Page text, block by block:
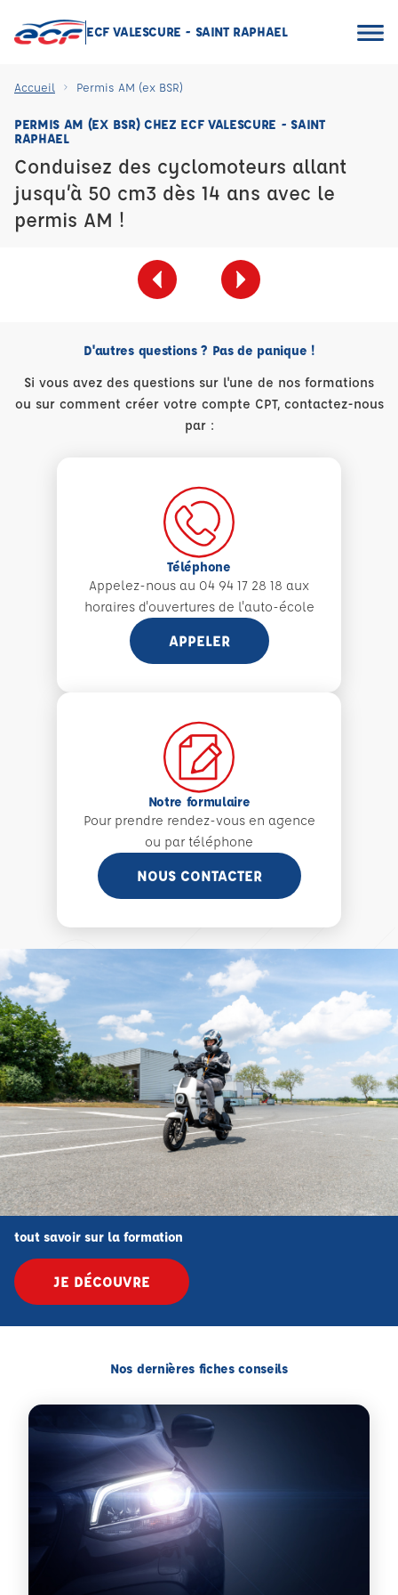
ECF VALESCURE - SAINT RAPHAEL
Accueil Permis AM (ex BSR)
PERMIS AM (EX BSR) CHEZ ECF VALESCURE - SAINT
RAPHAEL
Conduisez des cyclomoteurs allant
jusqu’à 50 cm3 dès 14 ans avec le
permis AM !
D'autres questions ? Pas de panique !
Si vous avez des questions sur l'une de nos formations
ou sur comment créer votre compte CPT, contactez-nous
par :
Téléphone
Appelez-nous au 04 94 17 28 18 aux
horaires d'ouvertures de l'auto-école
APPELER
Notre formulaire
Pour prendre rendez-vous en agence
ou par téléphone
NOUS CONTACTER
tout savoir sur la formation
JE DÉCOUVRE
Nos dernières fiches conseils